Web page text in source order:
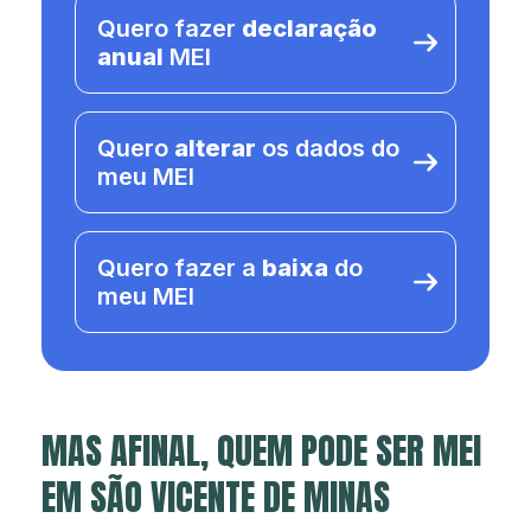
Quero fazer declaração
anual MEI
Quero alterar os dados do
meu MEI
Quero fazer a baixa do
meu MEI
MAS AFINAL, QUEM PODE SER MEI
EM SÃO VICENTE DE MINAS